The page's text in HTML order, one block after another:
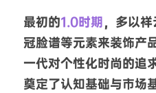
最初的1.0时期，多以
冠脸谱等元素来装饰产
一代对个性化时尚的追
奠定了认知基础与市场基